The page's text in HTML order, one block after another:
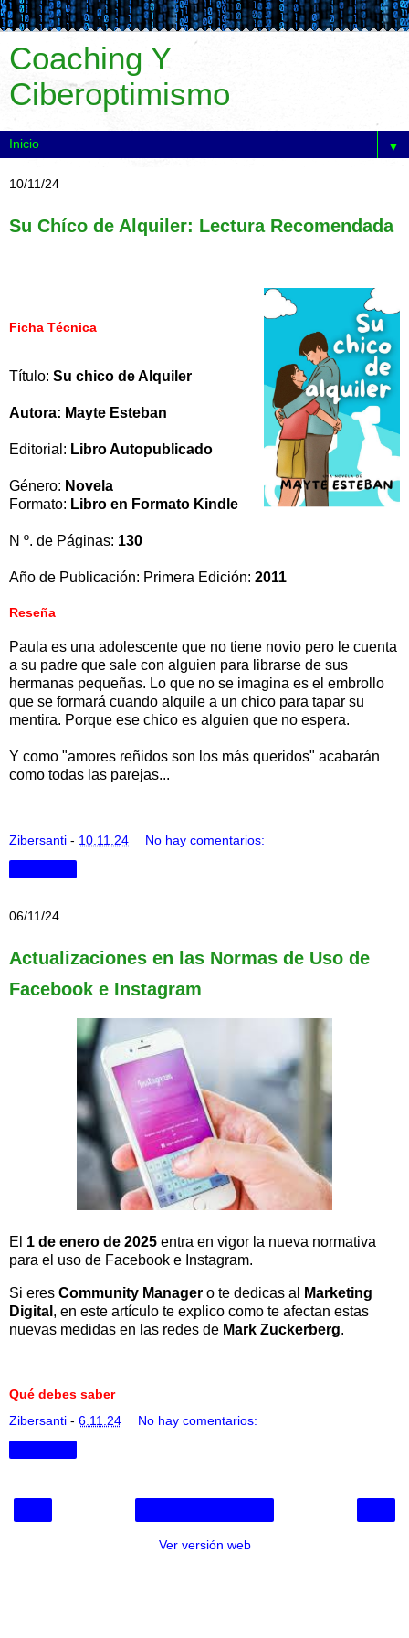
Coaching Y
Ciberoptimismo
▼
10/11/24
Su Chíco de Alquiler: Lectura Recomendada
Ficha Técnica
Título: Su chico de Alquiler
Autora: Mayte Esteban
Editorial: Libro Autopublicado
Género: Novela
Formato: Libro en Formato Kindle
N º. de Páginas: 130
Año de Publicación: Primera Edición: 2011
Reseña
Paula es una adolescente que no tiene novio pero le cuenta
a su padre que sale con alguien para librarse de sus
hermanas pequeñas. Lo que no se imagina es el embrollo
que se formará cuando alquile a un chico para tapar su
mentira. Porque ese chico es alguien que no espera.
Y como "amores reñidos son los más queridos" acabarán
como todas las parejas...
Zibersanti - 10.11.24 No hay comentarios:
06/11/24
Actualizaciones en las Normas de Uso de
Facebook e Instagram
El 1 de enero de 2025 entra en vigor la nueva normativa
para el uso de Facebook e Instagram.
Si eres Community Manager o te dedicas al
Marketing
Digital , en este artículo te explico como te afectan estas
nuevas medidas en las redes de Mark Zuckerberg.
Qué debes saber
Zibersanti - 6.11.24 No hay comentarios:
Ver versión web